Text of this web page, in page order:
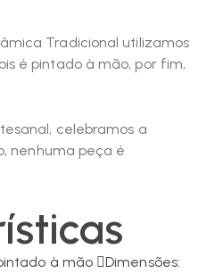
Tradicional utilizamos
é pintado à mão, por fim,
celebramos a
nenhuma peça é
à mão
Dimensões: